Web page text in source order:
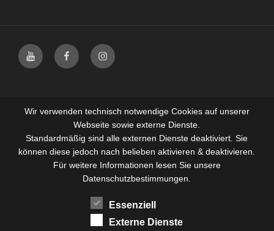
Wir verwenden technisch notwendige Cookies auf unserer
Webseite sowie externe Dienste.
Standardmäßig sind alle externen Dienste deaktiviert. Sie
können diese jedoch nach belieben aktivieren & deaktivieren.
Für weitere Informationen lesen Sie unsere
Datenschutzbestimmungen.
Essenziell
Externe Dienste